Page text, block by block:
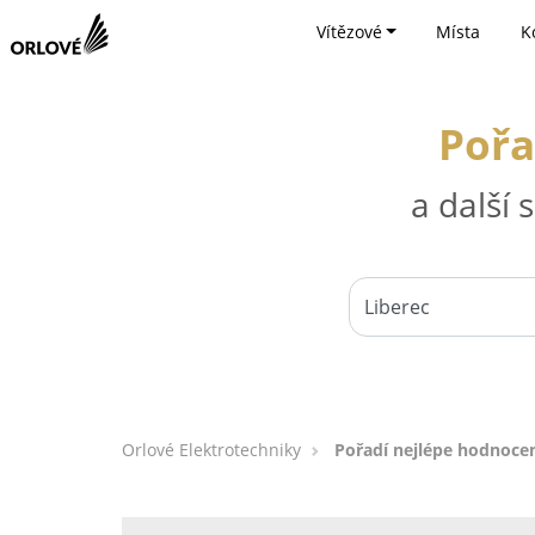
Vítězové Místa
a další
Orlové Elektrotechniky Pořadí nejlépe